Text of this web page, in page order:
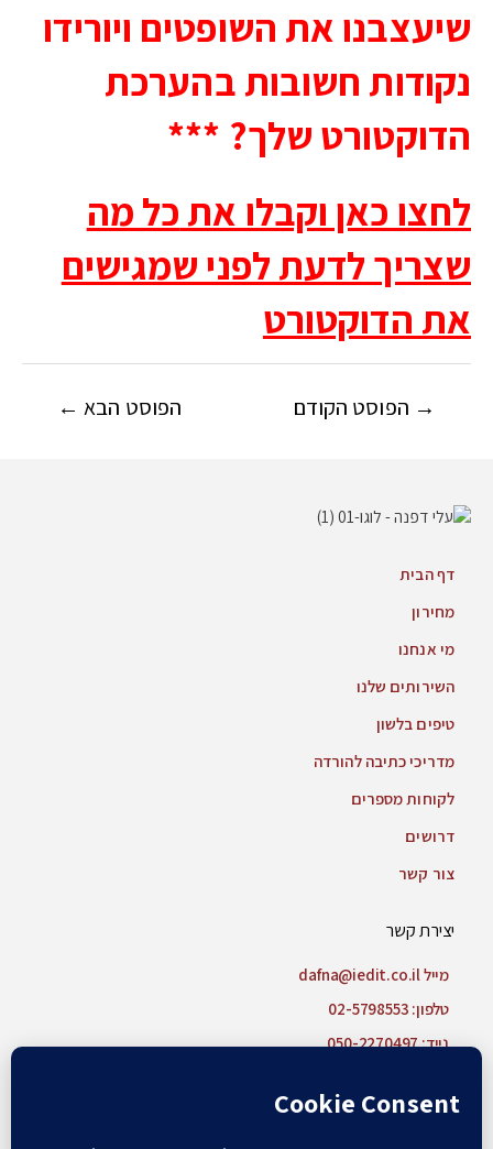
שיעצבנו את השופטים ויורידו
נקודות חשובות בהערכת
הדוקטורט שלך? ***
לחצו כאן וקבלו אתכל מה
שצריך לדעת לפני שמגישים
את הדוקטורט
→ הפוסט הקודם הפוסט הבא ←
דף הבית
מחירון
מי אנחנו
השירותים שלנו
טיפים בלשון
מדריכי כתיבה להורדה
לקוחות מספרים
דרושים
צור קשר
יצירת קשר
מייל dafna@iedit.co.il
טלפון: 02-5798553
נייד: 050-2270497